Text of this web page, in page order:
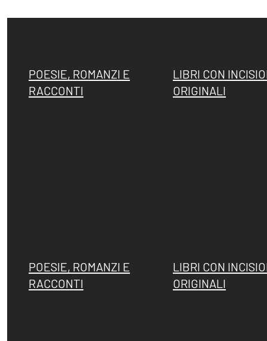
POESIE, ROMANZI E
RACCONTI
LIBRI CON
ORIGINALI
POESIE, ROMANZI E
RACCONTI
LIBRI CON
ORIGINALI